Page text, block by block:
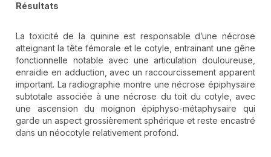
Résultats
La toxicité de la quinine est responsable d’une nécrose
atteignant la tête fémorale et le cotyle, entrainant une gêne
fonctionnelle notable avec une articulation douloureuse,
enraidie en adduction, avec un raccourcissement apparent
important. La radiographie montre une nécrose épiphysaire
subtotale associée à une nécrose du toit du cotyle, avec
une ascension du moignon épiphyso-métaphysaire qui
garde un aspect grossièrement sphérique et reste encastré
dans un néocotyle relativement profond.